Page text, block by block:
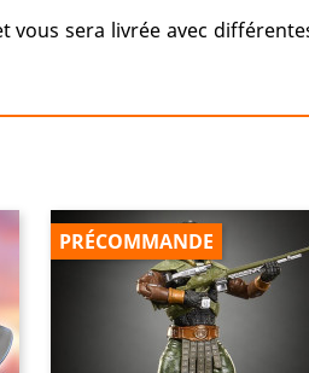
sera livrée avec
PRÉCOMMANDE